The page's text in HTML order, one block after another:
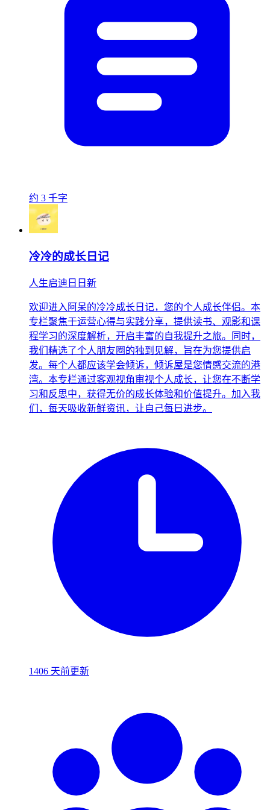
约 3 千字
冷冷的成长日记
人生启迪日日新
欢迎进入阿呆的冷冷成长日记，您的个人成长伴侣。本
专栏聚焦于运营心得与实践分享，提供读书、观影和课
程学习的深度解析，开启丰富的自我提升之旅。同时，
我们精选了个人朋友圈的独到见解，旨在为您提供启
发。每个人都应该学会倾诉，倾诉屋是您情感交流的港
湾。本专栏通过客观视角审视个人成长，让您在不断学
习和反思中，获得无价的成长体验和价值提升。加入我
们，每天吸收新鲜资讯，让自己每日进步。
1406 天前更新